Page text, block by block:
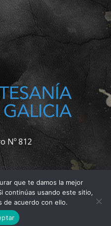
Nº 812
que te damos la mejor
continúas usando este sitio,
de acuerdo con ello.